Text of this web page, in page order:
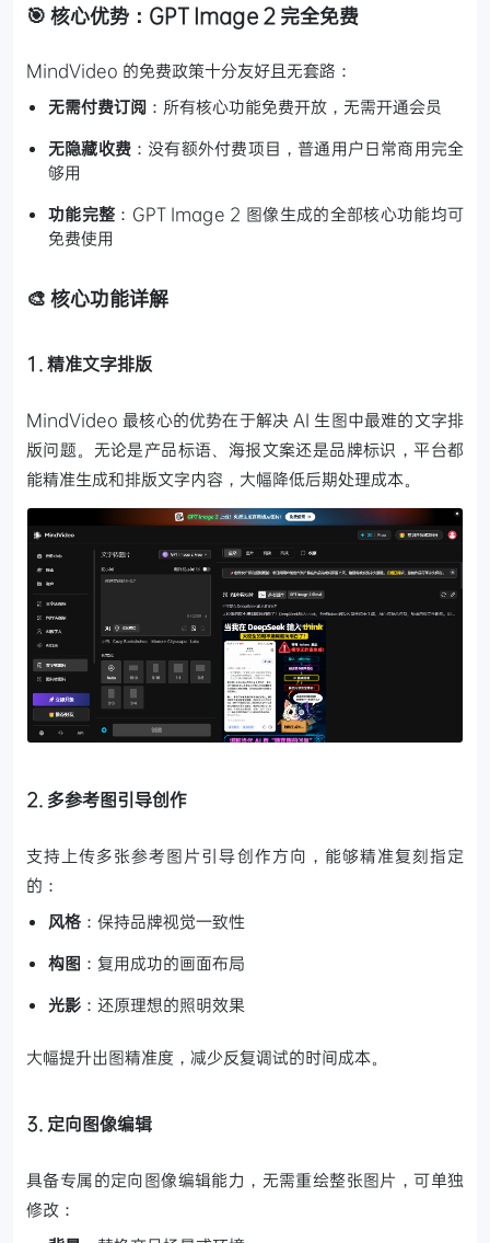
🎯 核心优势：GPT Image 2 完全免费
MindVideo 的免费政策十分友好且无套路：
无需付费订阅 ：所有核心功能免费开放，无需开通会员
无隐藏收费 ：没有额外付费项目，普通用户日常商用完全
够用
功能完整 ：GPT Image 2 图像生成的全部核心功能均可
免费使用
🎨 核心功能详解
1. 精准文字排版
MindVideo 最核心的优势在于解决 AI 生图中最难的文字排
版问题。无论是产品标语、海报文案还是品牌标识，平台都
能精准生成和排版文字内容，大幅降低后期处理成本。
2. 多参考图引导创作
支持上传多张参考图片引导创作方向，能够精准复刻指定
的：
风格 ：保持品牌视觉一致性
构图 ：复用成功的画面布局
光影 ：还原理想的照明效果
大幅提升出图精准度，减少反复调试的时间成本。
3. 定向图像编辑
具备专属的定向图像编辑能力，无需重绘整张图片，可单独
修改：